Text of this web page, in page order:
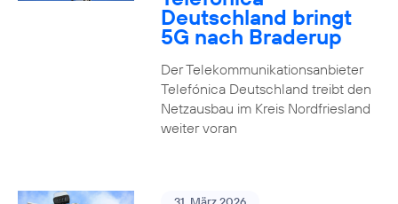
Deutschland bringt
5G nach Braderup
Der Telekommunikationsanbieter
Telefónica Deutschland treibt den
Netzausbau im Kreis Nordfriesland
weiter voran